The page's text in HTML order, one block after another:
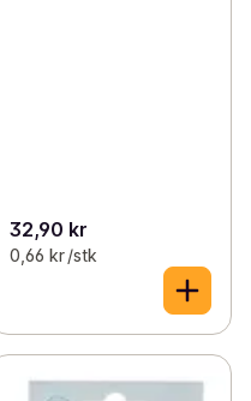
32,90 kr
0,66 kr /stk